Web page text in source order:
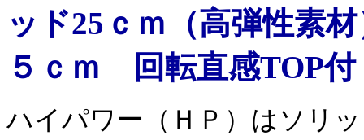
ッド25ｃｍ（高弾性素
５ｃｍ 回転直感TOP付
ハイパワー（ＨＰ）はソリ